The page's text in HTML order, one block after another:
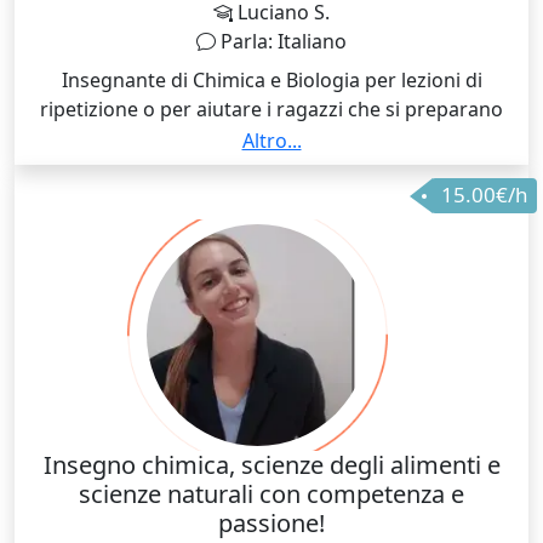
Luciano S.
Parla: Italiano
Insegnante di Chimica e Biologia per lezioni di
ripetizione o per aiutare i ragazzi che si preparano
per il test di medicina. Laureato con il massimo dei
voti alla Luigi Vanvitelli di Caserta e con esperienza
nell'insegnamento. Nessun problema anche con
ragazzi DSA.
Altro...
15.00€/h
Insegno chimica, scienze degli alimenti e
scienze naturali con competenza e
passione!